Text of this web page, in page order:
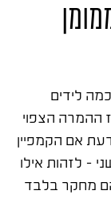
לידים
ההמרה הצפוי
אם הקמפיין
– לזהות אילו
הם מחקר בלבד